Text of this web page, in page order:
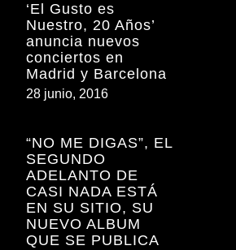
‘El Gusto es
Nuestro, 20 Años’
anuncia nuevos
conciertos en
Madrid y Barcelona
28 junio, 2016
“NO ME DIGAS”, EL
SEGUNDO
ADELANTO DE
CASI NADA ESTÁ
EN SU SITIO, SU
NUEVO ALBUM
QUE SE PUBLICA